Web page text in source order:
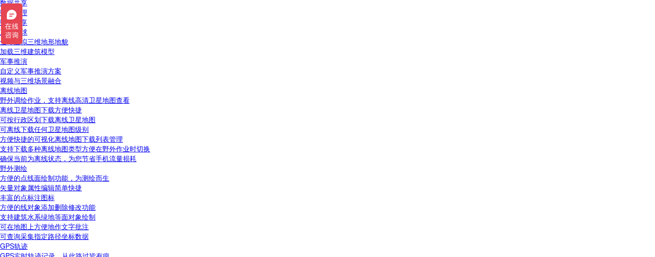
数据共享
数据管理
数据分享
三维地球
全球虚拟三维地形地貌
加载三维建筑模型
军事推演
自定义军事推演方案
视频与三维场景融合
离线地图
野外调绘作业，支持离线高清卫星地图查看
离线卫星地图下载方便快捷
可按行政区划下载离线卫星地图
可离线下载任何卫星地图级别
方便快捷的可视化离线地图下载列表管理
支持下载多种离线地图类型方便在野外作业时切换
确保当前为离线状态，为您节省手机流量损耗
野外测绘
方便的点线面绘制功能，为测绘而生
矢量对象属性编辑简单快捷
丰富的点标注图标
方便的线对象添加删除修改功能
支持建筑水系绿地等面对象绘制
可在地图上方便地作文字批注
可查询采集指定路径坐标数据
GPS轨迹